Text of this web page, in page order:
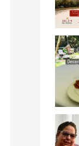
el río
¡Qué